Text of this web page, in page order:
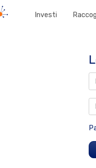
Investi